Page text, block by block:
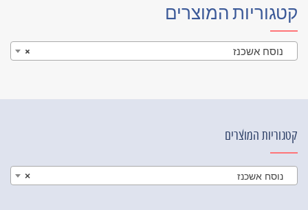
קטגוריות המוצרים
× נוסח אשכנז
קטגוריות המוצרים
× נוסח אשכנז